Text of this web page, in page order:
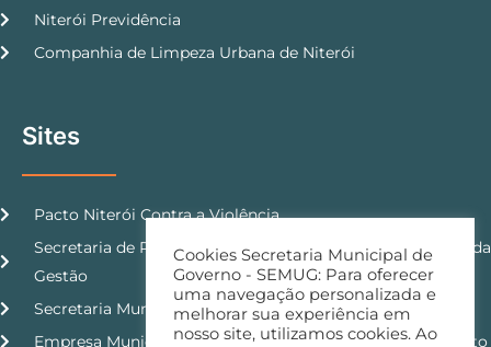
Niterói Previdência
Companhia de Limpeza Urbana de Niterói
Sites
Pacto Niterói Contra a Violência
Secretaria de Planejamento, Orçamento e Modernização da
Gestão
Secretaria Municipal de Ordem Pública
Empresa Municipal de Moradia, Urbanização e Saneamento
Cookies Secretaria Municipal de
Governo - SEMUG: Para oferecer
uma navegação personalizada e
melhorar sua experiência em
nosso site, utilizamos cookies. Ao